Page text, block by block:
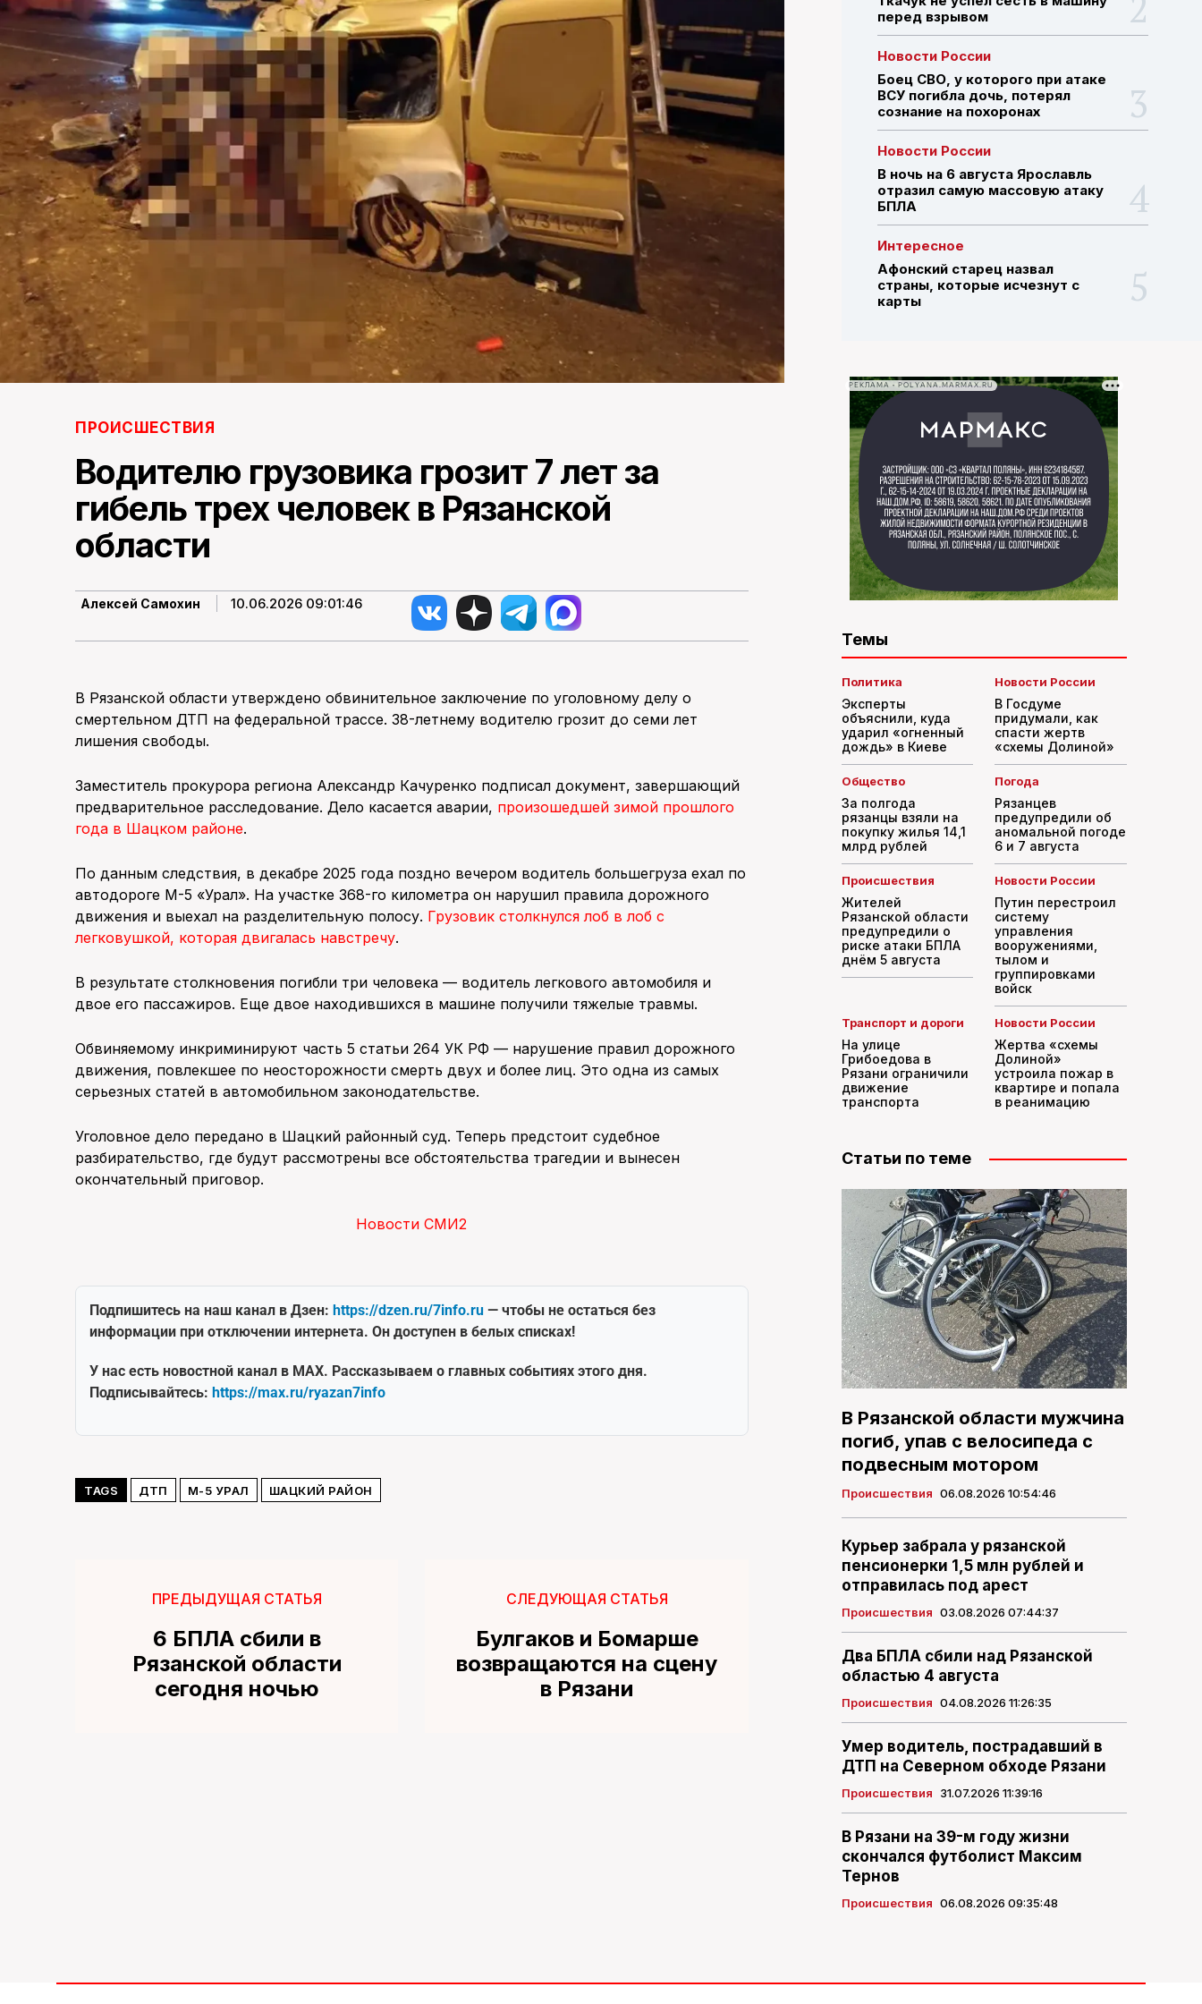
ПОИСК ПО САЙТУ
ПРОИСШЕСТВИЯ
Водителю грузовика грозит 7 лет за
гибель трех человек в Рязанской
области
Алексей Самохин 10.06.2026 09:01:46
В Рязанской области утверждено обвинительное заключение по уголовному делу о
смертельном ДТП на федеральной трассе. 38-летнему водителю грозит до семи лет
лишения свободы.
Заместитель прокурора региона Александр Качуренко подписал документ, завершающий
предварительное расследование. Дело касается аварии, произошедшей зимой прошлого
года в Шацком районе.
По данным следствия, в декабре 2025 года поздно вечером водитель большегруза ехал по
автодороге М-5 «Урал». На участке 368-го километра он нарушил правила дорожного
движения и выехал на разделительную полосу. Грузовик столкнулся лоб в лоб с
легковушкой, которая двигалась навстречу.
В результате столкновения погибли три человека — водитель легкового автомобиля и
двое его пассажиров. Еще двое находившихся в машине получили тяжелые травмы.
Обвиняемому инкриминируют часть 5 статьи 264 УК РФ — нарушение правил дорожного
движения, повлекшее по неосторожности смерть двух и более лиц. Это одна из самых
серьезных статей в автомобильном законодательстве.
Уголовное дело передано в Шацкий районный суд. Теперь предстоит судебное
разбирательство, где будут рассмотрены все обстоятельства трагедии и вынесен
окончательный приговор.
Новости СМИ2
Подпишитесь на наш канал в Дзен: https://dzen.ru/7info.ru — чтобы не остаться без
информации при отключении интернета. Он доступен в белых списках!
У нас есть новостной канал в MAX. Рассказываем о главных событиях этого дня.
Подписывайтесь: https://max.ru/ryazan7info
TAGS ДТП М-5 УРАЛ ШАЦКИЙ РАЙОН
ПРЕДЫДУЩАЯ СТАТЬЯ
6 БПЛА сбили в
Рязанской области
сегодня ночью
СЛЕДУЮЩАЯ СТАТЬЯ
Булгаков и Бомарше
возвращаются на сцену
в Рязани
перед взрывом
Новости России
Боец СВО, у которого при атаке
ВСУ погибла дочь, потерял
сознание на похоронах
Новости России
В ночь на 6 августа Ярославль
отразил самую массовую атаку
БПЛА
Интересное
Афонский старец назвал
страны, которые исчезнут с
карты
РЕКЛАМА • POLYANA.MARMAX.RU
Темы
Политика
Эксперты
объяснили, куда
ударил «огненный
дождь» в Киеве
Новости России
В Госдуме
придумали, как
спасти жертв
«схемы Долиной»
Общество
За полгода
рязанцы взяли на
покупку жилья 14,1
млрд рублей
Погода
Рязанцев
предупредили об
аномальной погоде
6 и 7 августа
Происшествия
Жителей
Рязанской области
предупредили о
риске атаки БПЛА
днём 5 августа
Новости России
Путин перестроил
систему
управления
вооружениями,
тылом и
группировками
войск
Транспорт и дороги
На улице
Грибоедова в
Рязани ограничили
движение
транспорта
Новости России
Жертва «схемы
Долиной»
устроила пожар в
квартире и попала
в реанимацию
Статьи по теме
В Рязанской области мужчина
погиб, упав с велосипеда с
подвесным мотором
Происшествия 06.08.2026 10:54:46
Курьер забрала у рязанской
пенсионерки 1,5 млн рублей и
отправилась под арест
Происшествия 03.08.2026 07:44:37
Два БПЛА сбили над Рязанской
областью 4 августа
Происшествия 04.08.2026 11:26:35
Умер водитель, пострадавший в
ДТП на Северном обходе Рязани
Происшествия 31.07.2026 11:39:16
В Рязани на 39-м году жизни
скончался футболист Максим
Тернов
Происшествия 06.08.2026 09:35:48